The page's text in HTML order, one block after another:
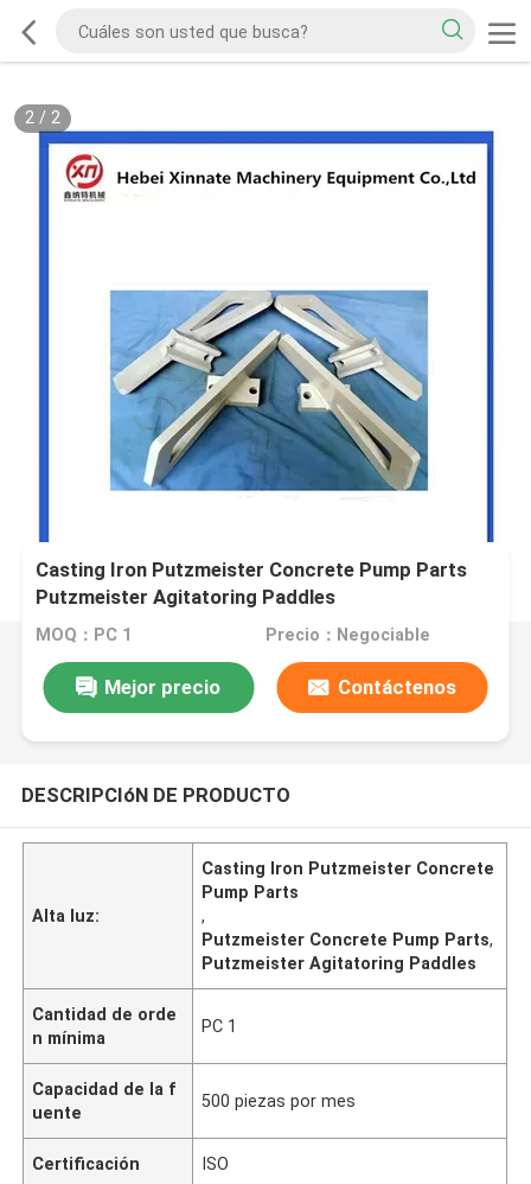
2/ 2
Casting Iron Putzmeister Concrete Pump Parts
Putzmeister Agitatoring Paddles
MOQ：PC 1 Precio：Negociable
Mejor precio Contáctenos
DESCRIPCIóN DE PRODUCTO
Alta luz:
Casting Iron Putzmeister Concrete
Pump Parts
,
Putzmeister Concrete Pump Parts,
Putzmeister Agitatoring Paddles
Cantidad de orde
n mínima
PC 1
Capacidad de la f
uente
500 piezas por mes
Certificación ISO